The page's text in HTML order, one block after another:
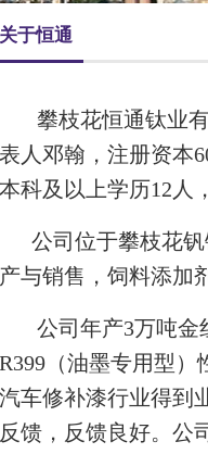
关于恒通
攀枝花恒通钛业
表人邓翰，注册资本
本科及以上学历12人
公司位于攀枝花
产与销售，饲料添加
公司年产3万吨金
R399（油墨专用型）
汽车修补漆行业得到
反馈，反馈良好。公